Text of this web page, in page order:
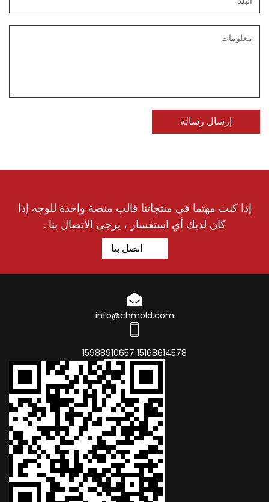
إذا كنت مهتما في منتجاتنا قالب منصة واحدة للوجه إذا
كان لديك أي استفسار ، يرجى الاتصال بنا .
اتصل بنا
info@chmold.com
15168614578 15988910657